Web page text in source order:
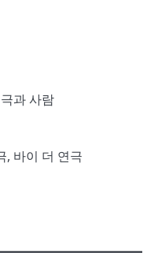
과 사람
, 바이 더 연극